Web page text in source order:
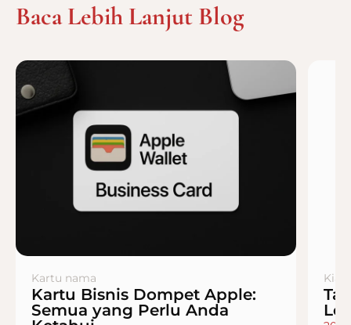
Baca Lebih Lanjut Blog
Kartu nama
Kartu Bisnis Dompet Apple:
Semua yang Perlu Anda
Kiat